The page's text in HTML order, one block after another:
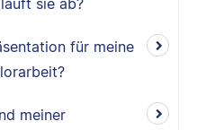
sie ab?
für meine
meiner